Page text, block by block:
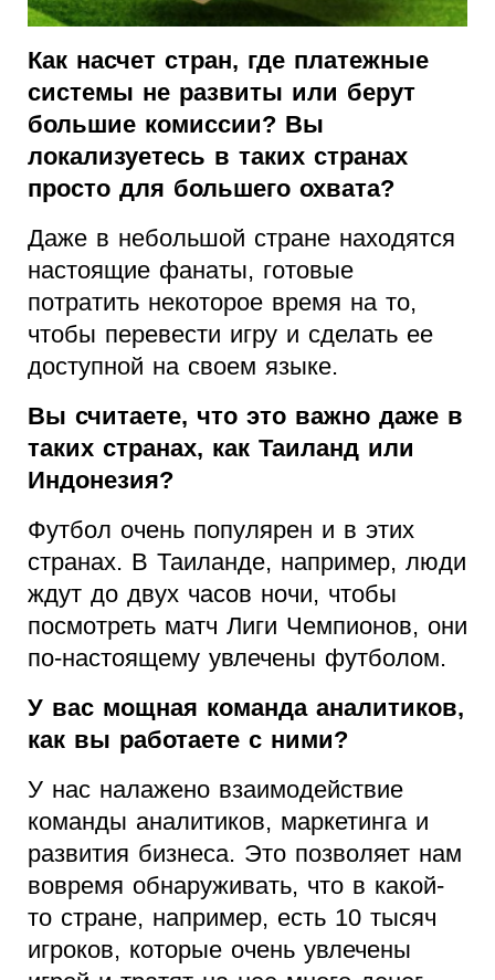
Как насчет стран, где платежные
системы не развиты или берут
большие комиссии? Вы
локализуетесь в таких странах
просто для большего охвата?
Даже в небольшой стране находятся
настоящие фанаты, готовые
потратить некоторое время на то,
чтобы перевести игру и сделать ее
доступной на своем языке.
Вы считаете, что это важно даже в
таких странах, как Таиланд или
Индонезия?
Футбол очень популярен и в этих
странах. В Таиланде, например, люди
ждут до двух часов ночи, чтобы
посмотреть матч Лиги Чемпионов, они
по-настоящему увлечены футболом.
У вас мощная команда аналитиков,
как вы работаете с ними?
У нас налажено взаимодействие
команды аналитиков, маркетинга и
развития бизнеса. Это позволяет нам
вовремя обнаруживать, что в какой-
то стране, например, есть 10 тысяч
игроков, которые очень увлечены